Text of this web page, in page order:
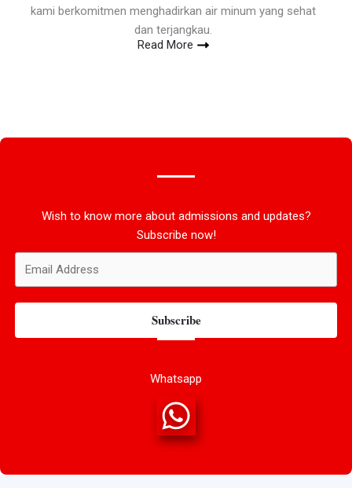
kami berkomitmen menghadirkan air minum yang sehat
dan terjangkau.
Read More
Wish to know more about admissions and updates?
Subscribe now!
Subscribe
Whatsapp